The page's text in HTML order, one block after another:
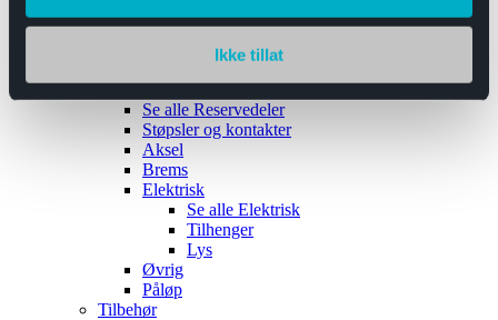
Ikke tillat
Båthengere
Reservedeler
Se alle Reservedeler
Støpsler og kontakter
Aksel
Brems
Elektrisk
Se alle Elektrisk
Tilhenger
Lys
Øvrig
Påløp
Tilbehør